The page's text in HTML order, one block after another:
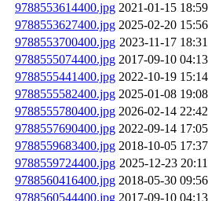
9788553614400.jpg 2021-01-15 18:59
9788553627400.jpg 2025-02-20 15:56
9788553700400.jpg 2023-11-17 18:31
9788555074400.jpg 2017-09-10 04:13
9788555441400.jpg 2022-10-19 15:14
9788555582400.jpg 2025-01-08 19:08
9788555780400.jpg 2026-02-14 22:42
9788557690400.jpg 2022-09-14 17:05
9788559683400.jpg 2018-10-05 17:37
9788559724400.jpg 2025-12-23 20:11
9788560416400.jpg 2018-05-30 09:56
9788560544400.jpg 2017-09-10 04:13